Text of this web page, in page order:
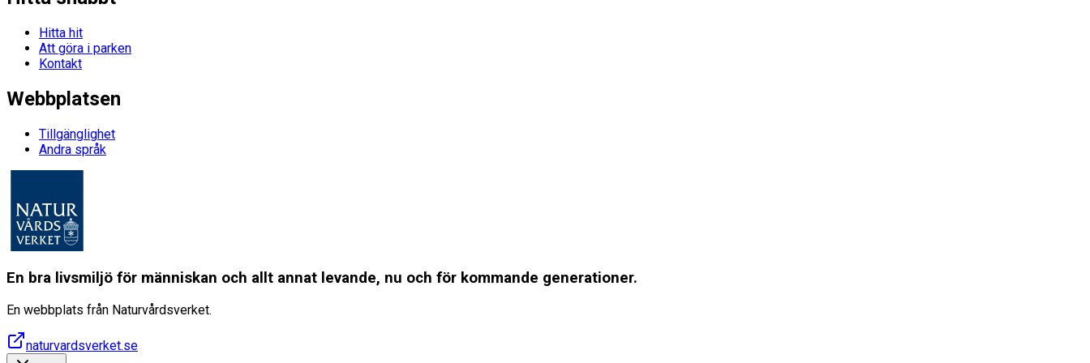
Hitta hit
Att göra i parken
Kontakt
Webbplatsen
Tillgänglighet
Andra språk
En bra livsmiljö för människan och allt annat levande, nu och för kommande generationer.
En webbplats från Naturvårdsverket.
naturvardsverket.se